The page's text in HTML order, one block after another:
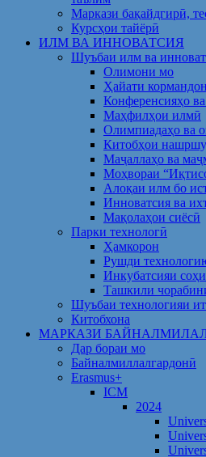
Маркази бақайдгирӣ,
Курсҳои тайёрӣ
ИЛМ ВА ИННОВАТСИЯ
Шуъбаи илм ва
Олимони мо
Ҳайати кормандон
Конференсияҳо
Маҳфилҳои илмӣ
Олимпиадаҳо ва
Китобҳои
Маҷаллаҳо ва
Моҳвораи
Алоқаи илм бо
Инноватсия ва
Мақолаҳои сиёсӣ
Парки технологӣ
Ҳамкорон
Рушди
Инкубатсияи
Ташкили
Шуъбаи технологияи
Китобхона
МАРКАЗИ
Дар бораи мо
Байналмиллалгардонӣ
Erasmus+
ICM
2024